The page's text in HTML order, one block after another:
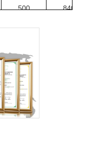
500 840
650
1530
2230